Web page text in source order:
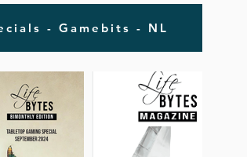
- Gamebits - NL